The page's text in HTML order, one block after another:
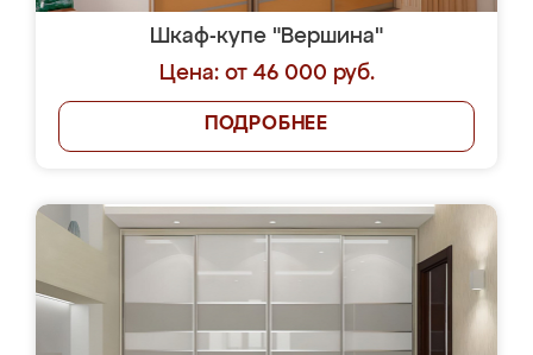
Шкаф-купе "Вершина"
Цена: от 46 000 руб.
ПОДРОБНЕЕ